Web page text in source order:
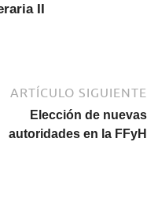
II
ARTÍCULO SIGUIENTE
Elección de nuevas
autoridades en la FFyH